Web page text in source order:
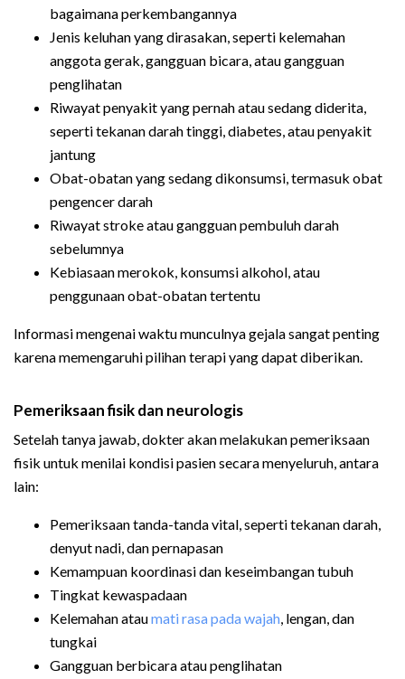
bagaimana perkembangannya
Jenis keluhan yang dirasakan, seperti kelemahan
anggota gerak, gangguan bicara, atau gangguan
penglihatan
Riwayat penyakit yang pernah atau sedang diderita,
seperti tekanan darah tinggi, diabetes, atau penyakit
jantung
Obat-obatan yang sedang dikonsumsi, termasuk obat
pengencer darah
Riwayat stroke atau gangguan pembuluh darah
sebelumnya
Kebiasaan merokok, konsumsi alkohol, atau
penggunaan obat-obatan tertentu
Informasi mengenai waktu munculnya gejala sangat penting
karena memengaruhi pilihan terapi yang dapat diberikan.
Pemeriksaan fisik dan neurologis
Setelah tanya jawab, dokter akan melakukan pemeriksaan
fisik untuk menilai kondisi pasien secara menyeluruh, antara
lain:
Pemeriksaan tanda-tanda vital, seperti tekanan darah,
denyut nadi, dan pernapasan
Kemampuan koordinasi dan keseimbangan tubuh
Tingkat kewaspadaan
Kelemahan ataumati rasa pada wajah, lengan, dan
tungkai
Gangguan berbicara atau penglihatan